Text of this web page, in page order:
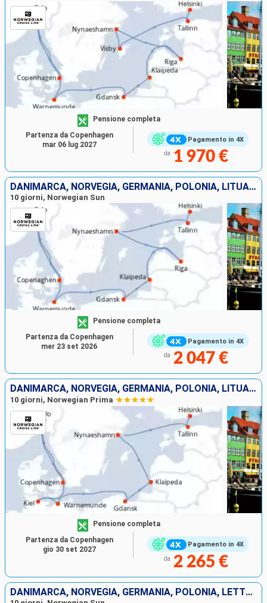
Pagamento in 4X
Pensione completa
da 1 970 €
Partenza da Copenhagen
mar 06 lug 2027
DANIMARCA, NORVEGIA, GERMANIA, POLONIA, LITUANIA, LETTONIA, SVEZIA, ESTONIA, FINLANDIA
10 giorni, Norwegian Sun
Pagamento in 4X
Pensione completa
da 2 047 €
Partenza da Copenhagen
mer 23 set 2026
DANIMARCA, NORVEGIA, GERMANIA, POLONIA, LITUANIA, SVEZIA, ESTONIA, FINLANDIA
10 giorni, Norwegian Prima
Pagamento in 4X
Pensione completa
da 2 265 €
Partenza da Copenhagen
gio 30 set 2027
DANIMARCA, NORVEGIA, GERMANIA, POLONIA, LETTONIA, SVEZIA, ESTONIA, FINLANDIA